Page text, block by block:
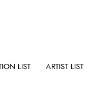
LIST ARTIST LIST